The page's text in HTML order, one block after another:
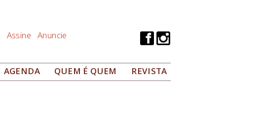
Assine Anuncie
AGENDA QUEM É QUEM REVISTA